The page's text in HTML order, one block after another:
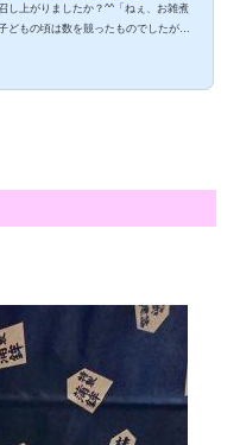
し上がりましたか？^^「ねぇ、お雑煮
どもの頃は数を競ったものでしたが、
、山口のフグ、仙台の焼きハゼ、新潟